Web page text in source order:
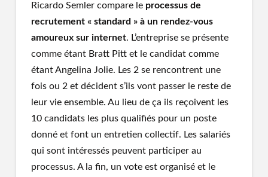
Ricardo Semler compare le processus de
recrutement « standard » à un rendez-vous
amoureux sur internet. L’entreprise se présente
comme étant Bratt Pitt et le candidat comme
étant Angelina Jolie. Les 2 se rencontrent une
fois ou 2 et décident s’ils vont passer le reste de
leur vie ensemble. Au lieu de ça ils reçoivent les
10 candidats les plus qualifiés pour un poste
donné et font un entretien collectif. Les salariés
qui sont intéressés peuvent participer au
processus. A la fin, un vote est organisé et le